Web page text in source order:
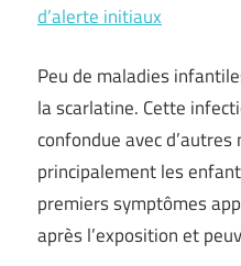
d’alerte initiaux
Peu de maladies
la scarlatine. Cette
confondue avec
principalement les
premiers symptômes
après l’exposition et